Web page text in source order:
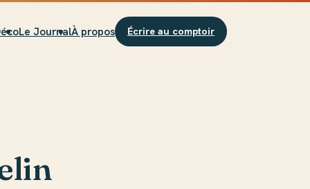
Le JournalÀ propos Écrire au comptoir